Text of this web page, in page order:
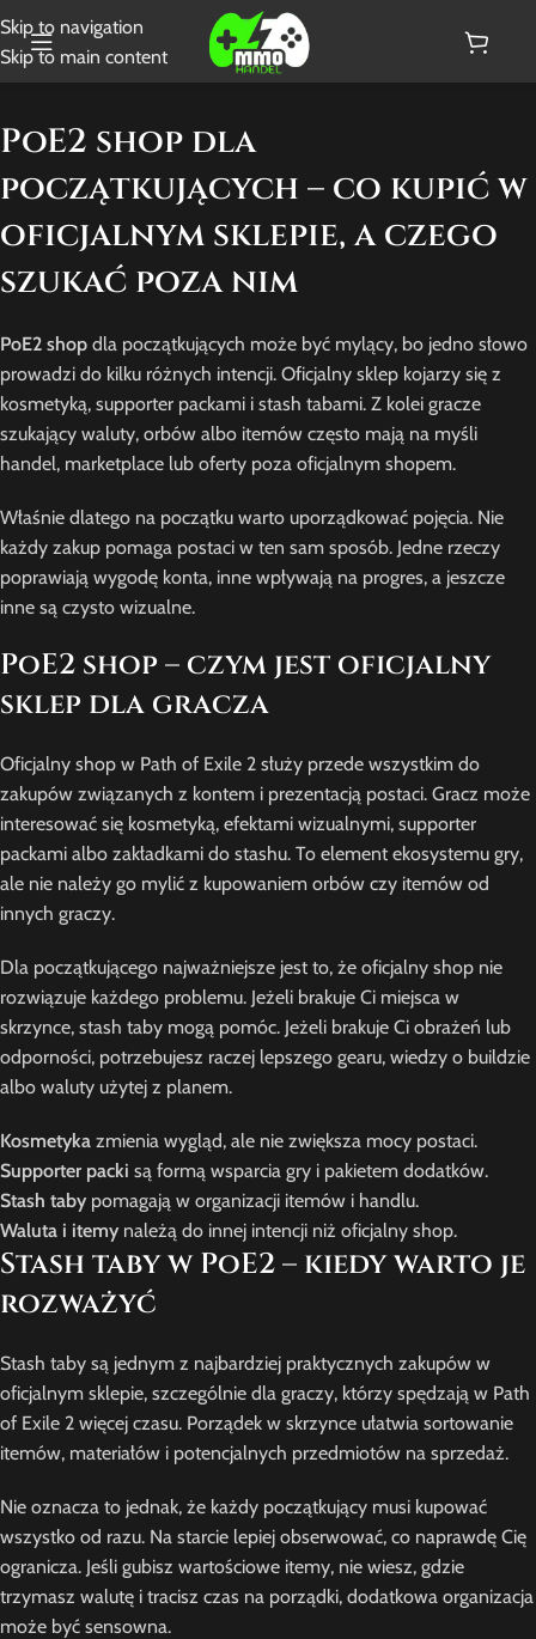
Skip to navigation
Skip to main content
PoE2 shop dla
początkujących – co kupić w
oficjalnym sklepie, a czego
szukać poza nim
PoE2 shop dla początkujących może być mylący, bo jedno słowo
prowadzi do kilku różnych intencji. Oficjalny sklep kojarzy się z
kosmetyką, supporter packami i stash tabami. Z kolei gracze
szukający waluty, orbów albo itemów często mają na myśli
handel, marketplace lub oferty poza oficjalnym shopem.
Właśnie dlatego na początku warto uporządkować pojęcia. Nie
każdy zakup pomaga postaci w ten sam sposób. Jedne rzeczy
poprawiają wygodę konta, inne wpływają na progres, a jeszcze
inne są czysto wizualne.
PoE2 shop – czym jest oficjalny
sklep dla gracza
Oficjalny shop w Path of Exile 2 służy przede wszystkim do
zakupów związanych z kontem i prezentacją postaci. Gracz może
interesować się kosmetyką, efektami wizualnymi, supporter
packami albo zakładkami do stashu. To element ekosystemu gry,
ale nie należy go mylić z kupowaniem orbów czy itemów od
innych graczy.
Dla początkującego najważniejsze jest to, że oficjalny shop nie
rozwiązuje każdego problemu. Jeżeli brakuje Ci miejsca w
skrzynce, stash taby mogą pomóc. Jeżeli brakuje Ci obrażeń lub
odporności, potrzebujesz raczej lepszego gearu, wiedzy o buildzie
albo waluty użytej z planem.
Kosmetyka zmienia wygląd, ale nie zwiększa mocy postaci.
Supporter packi są formą wsparcia gry i pakietem dodatków.
Stash tabypomagają w organizacji itemów i handlu.
Waluta i itemynależą do innej intencji niż oficjalny shop.
Stash taby w PoE2 – kiedy warto je
rozważyć
Stash taby są jednym z najbardziej praktycznych zakupów w
oficjalnym sklepie, szczególnie dla graczy, którzy spędzają w Path
of Exile 2 więcej czasu. Porządek w skrzynce ułatwia sortowanie
itemów, materiałów i potencjalnych przedmiotów na sprzedaż.
Nie oznacza to jednak, że każdy początkujący musi kupować
wszystko od razu. Na starcie lepiej obserwować, co naprawdę Cię
ogranicza. Jeśli gubisz wartościowe itemy, nie wiesz, gdzie
trzymasz walutę i tracisz czas na porządki, dodatkowa organizacja
może być sensowna.